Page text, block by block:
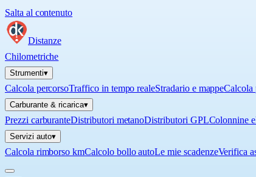
Salta al contenuto
Distanze
Chilometriche
Strumenti▾
Calcola percorsoTraffico in tempo realeStradario e mappeCalcola
Carburante & ricarica▾
Prezzi carburanteDistributori metanoDistributori GPLColonnine
Servizi auto▾
Calcola rimborso kmCalcolo bollo autoLe mie scadenzeVerifica